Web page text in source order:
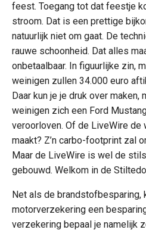
feest. Toegang tot dat feestje
stroom. Dat is een prettige
natuurlijk niet om gaat. De
rauwe schoonheid. Dat alles
onbetaalbaar. In figuurlijke zin,
weinigen zullen 34.000 euro
Daar kun je je druk over
weinigen zich een Ford
veroorloven. Of de LiveWire de
maakt? Z’n carbo-footprint zal
Maar de LiveWire is wel de
gebouwd. Welkom in de
Net als de brandstofbesparing,
motorverzekering een
verzekering bepaal je namelijk